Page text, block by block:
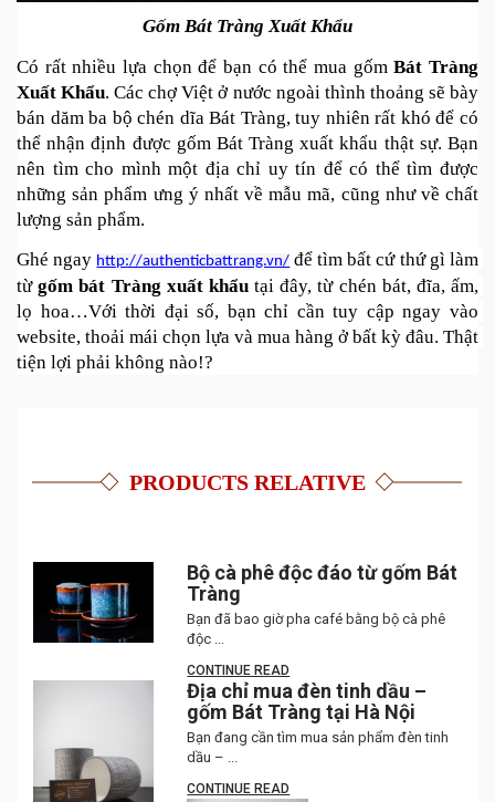
Gốm Bát Tràng Xuất Khẩu
Có rất nhiều lựa chọn để bạn có thể mua gốm Bát Tràng
Xuất Khẩu. Các chợ Việt ở nước ngoài thình thoảng sẽ bày
bán dăm ba bộ chén dĩa Bát Tràng, tuy nhiên rất khó để có
thể nhận định được gốm Bát Tràng xuất khẩu thật sự. Bạn
nên tìm cho mình một địa chỉ uy tín để có thể tìm được
những sản phẩm ưng ý nhất về mẫu mã, cũng như về chất
lượng sản phẩm.
Ghé ngay http://authenticbattrang.vn/ để tìm bất cứ thứ gì làm
từ gốm bát Tràng xuất khẩu tại đây, từ chén bát, đĩa, ấm,
lọ hoa…Với thời đại số, bạn chỉ cần tuy cập ngay vào
website, thoải mái chọn lựa và mua hàng ở bất kỳ đâu. Thật
tiện lợi phải không nào!?
PRODUCTS RELATIVE
Bộ cà phê độc đáo từ gốm Bát
Tràng
Bạn đã bao giờ pha café bằng bộ cà phê
độc ...
CONTINUE READ
Địa chỉ mua đèn tinh dầu –
gốm Bát Tràng tại Hà Nội
Bạn đang cần tìm mua sản phẩm đèn tinh
dầu – ...
CONTINUE READ